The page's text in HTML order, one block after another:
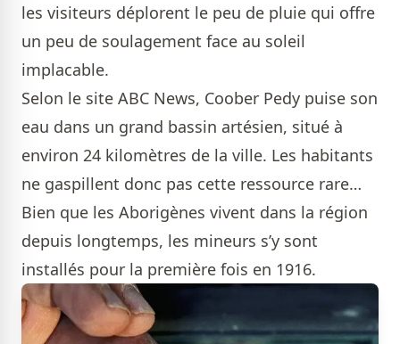
les visiteurs déplorent le peu de pluie qui offre
un peu de soulagement face au soleil
implacable.
Selon le site ABC News, Coober Pedy puise son
eau dans un grand bassin artésien, situé à
environ 24 kilomètres de la ville. Les habitants
ne gaspillent donc pas cette ressource rare…
Bien que les Aborigènes vivent dans la région
depuis longtemps, les mineurs s’y sont
installés pour la première fois en 1916.